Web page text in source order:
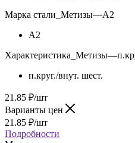
Марка стали_Метизы—А2
А2
Характеристика_Метизы—
п.круг./внут. шест.
21.85 ₽/шт
Варианты цен
21.85 ₽/шт
Подробности